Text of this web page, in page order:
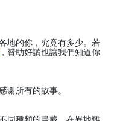
地的你，究竟有多少。若
，贊助好讀也讓我們知道你
谢所有的故事。